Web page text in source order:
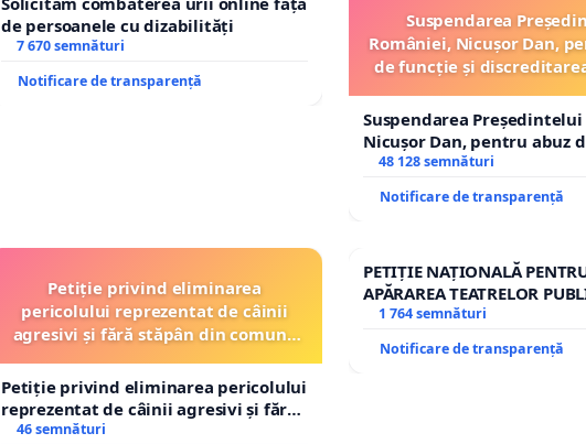
de persoanele cu dizabilități
7 670 semnături
Notificare de transparență
Suspendarea
României, Nicușor Dan,
de funcție și
Suspendarea
Nicușor Dan, pentru abuz
și discreditarea statului
48 128 semnături
Notificare de transparență
Petiție privind eliminarea
pericolului reprezentat de câinii
agresivi și fără stăpân din comuna
Petiție privind eliminarea pericolului
reprezentat de câinii agresivi și fără
stăpân din comuna Tunari
46 semnături
PETIȚIE NAȚIONALĂ
APĂRAREA TEATRELOR
REPERTORIU DIN ROMÂNIA
1 764 semnături
Notificare de transparență